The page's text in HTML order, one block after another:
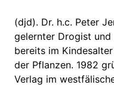
(djd). Dr. h.c. Peter
gelernter Drogist
bereits im
der Pflanzen. 1982
Verlag im